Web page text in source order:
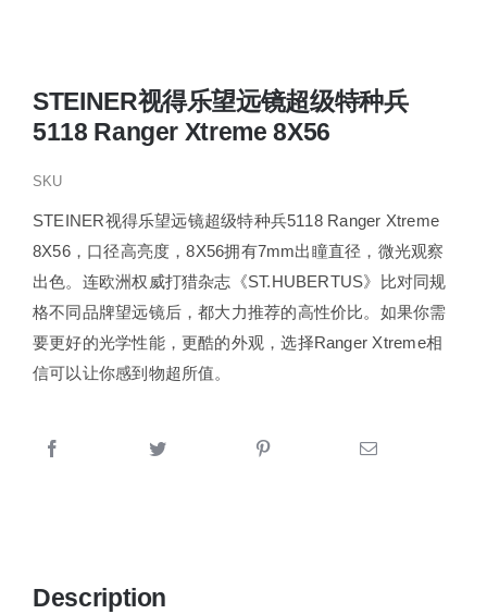
STEINER视得乐望远镜超级特种兵
5118 Ranger Xtreme 8X56
SKU
STEINER视得乐望远镜超级特种兵5118 Ranger Xtreme
8X56，口径高亮度，8X56拥有7mm出瞳直径，微光观察
出色。连欧洲权威打猎杂志《ST.HUBERTUS》比对同规
格不同品牌望远镜后，都大力推荐的高性价比。如果你需
要更好的光学性能，更酷的外观，选择Ranger Xtreme相
信可以让你感到物超所值。
Description